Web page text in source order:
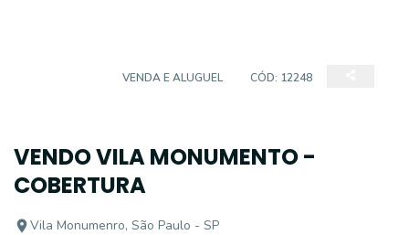
VENDA E ALUGUEL CÓD: 12248
VENDO VILA MONUMENTO -
COBERTURA
Vila Monumenro, São Paulo - SP